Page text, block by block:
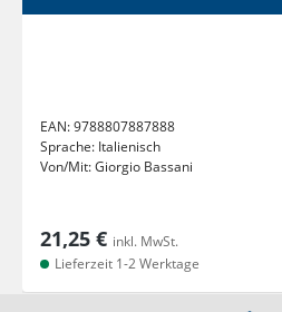
EAN:9788807887888
Sprache: Italienisch
Von/Mit:Giorgio Bassani
21,25 € inkl. MwSt.
Lieferzeit 1-2 Werktage